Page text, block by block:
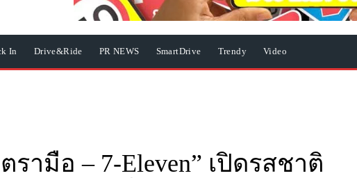
In Drive&Ride PR NEWS SmartDrive Trendy Video
ามือ – 7-Eleven” เปิดรสชาติ